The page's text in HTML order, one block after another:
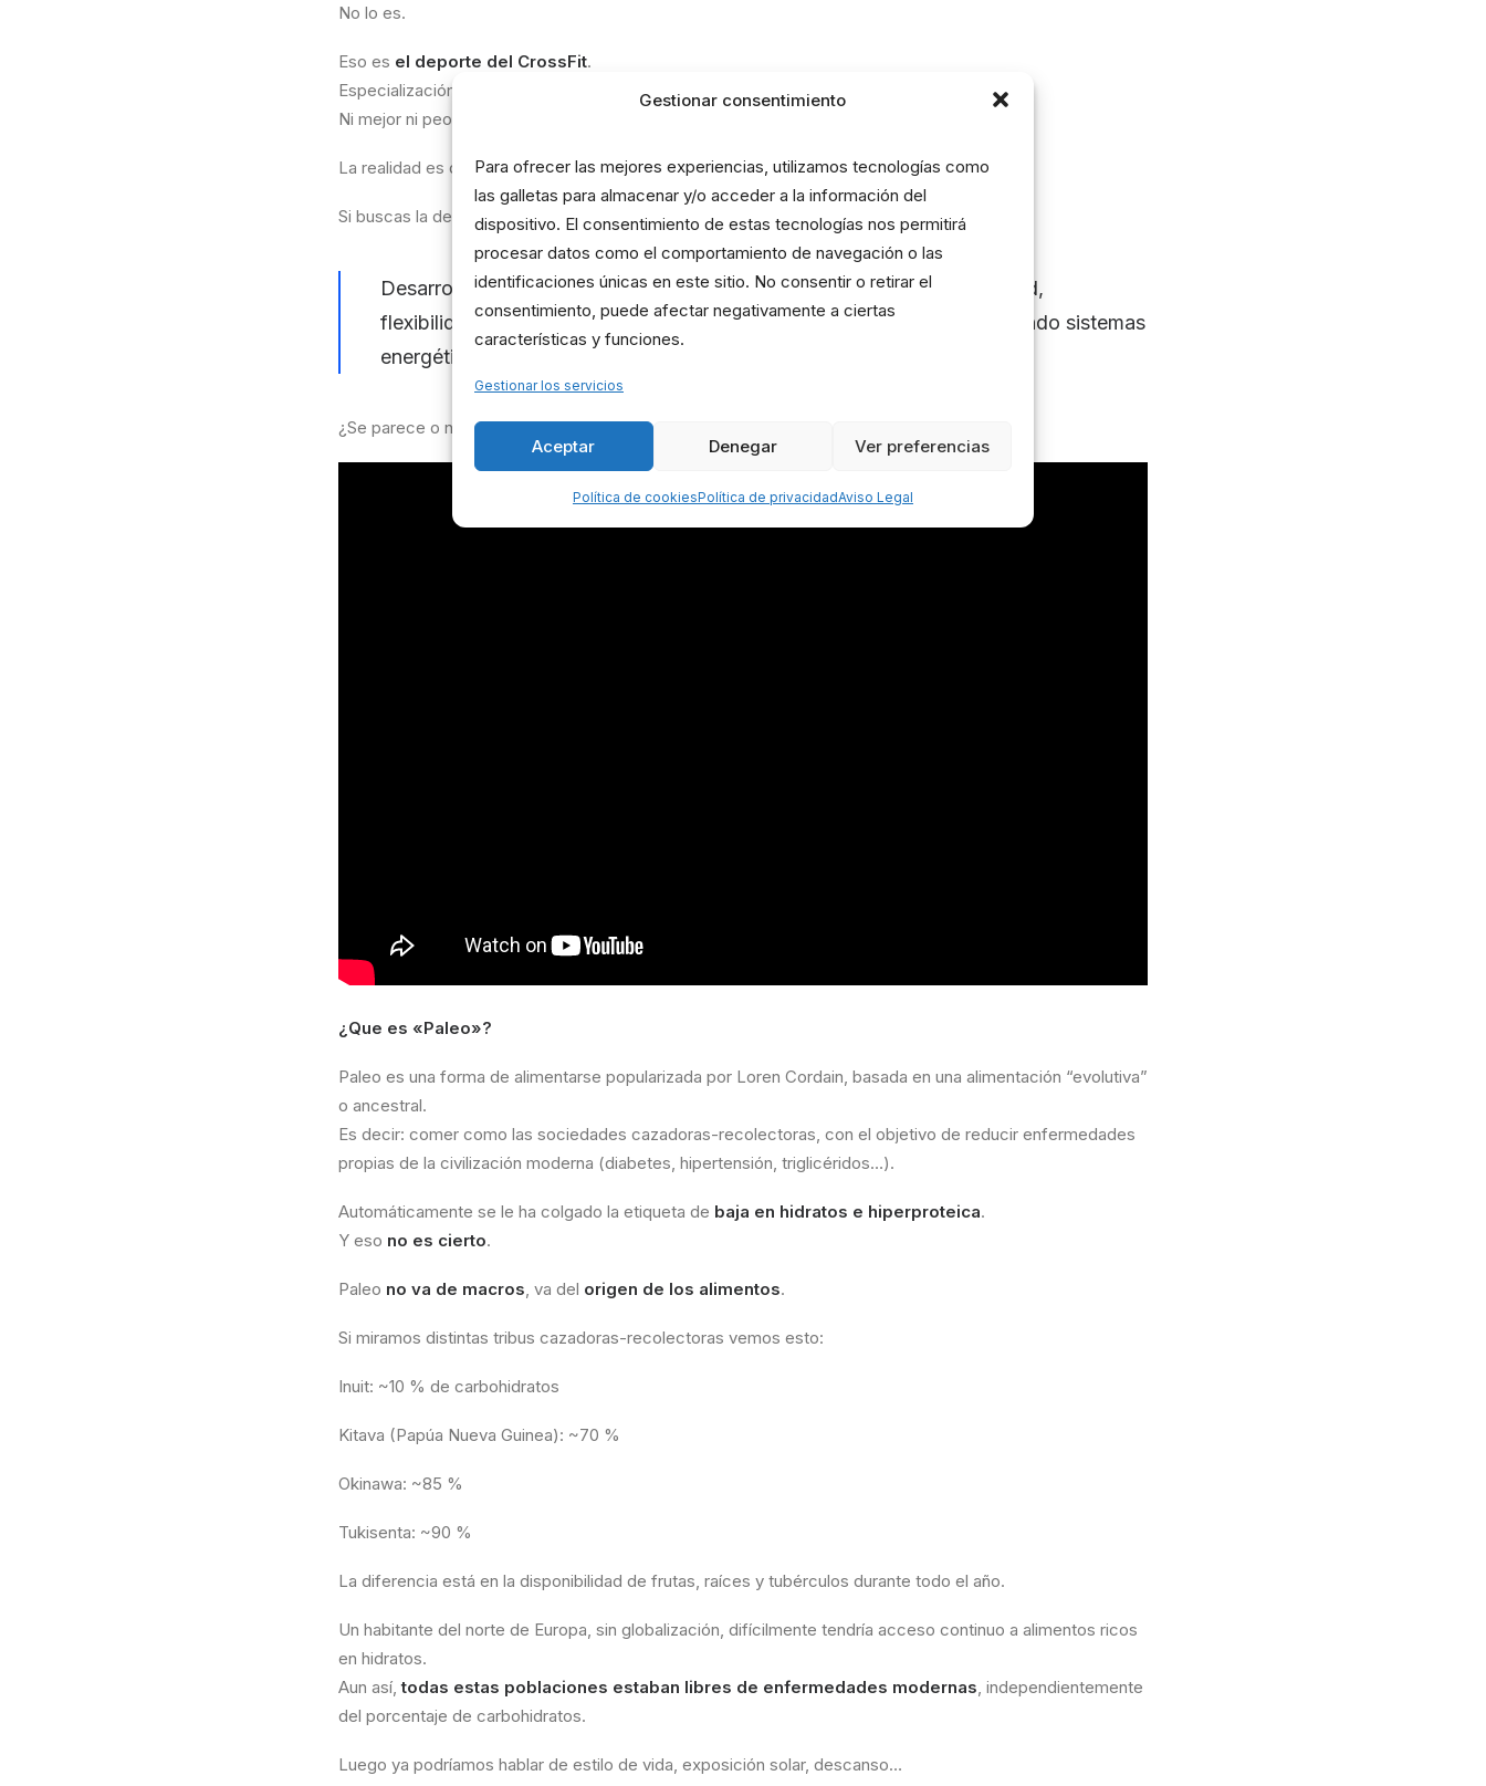
Gestionar consentimiento
Para ofrecer las mejores experiencias, utilizamos tecnologías como
las galletas para almacenar y/o acceder a la información del
dispositivo. El consentimiento de estas tecnologías nos permitirá
procesar datos como el comportamiento de navegación o las
identificaciones únicas en este sitio. No consentir o retirar el
consentimiento, puede afectar negativamente a ciertas
características y funciones.
Gestionar los servicios
Aceptar Denegar Ver preferencias
Política de cookiesPolítica de privacidadAviso Legal
No lo es.
Eso es el deporte del CrossFit.
Especialización. Para unos pocos.
Ni mejor ni peor. Distinto.
La realidad es que CrossFit es preparación física general.
Si buscas la definición de PFG encontrarás algo así:
Desarrollo de todas las cualidades físicas: fuerza, resistencia, velocidad,
flexibilidad, etc., necesarias para cualquier actividad deportiva, incluyendo sistemas
energéticos y movimientos variados.
¿Se parece o no?
¿Que es «Paleo»?
Paleo es una forma de alimentarse popularizada por Loren Cordain, basada en una alimentación “evolutiva”
o ancestral.
Es decir: comer como las sociedades cazadoras-recolectoras, con el objetivo de reducir enfermedades
propias de la civilización moderna (diabetes, hipertensión, triglicéridos…).
Automáticamente se le ha colgado la etiqueta de baja en hidratos e hiperproteica.
Y eso no es cierto.
Paleo no va de macros, va del origen de los alimentos.
Si miramos distintas tribus cazadoras-recolectoras vemos esto:
Inuit: ~10 % de carbohidratos
Kitava (Papúa Nueva Guinea): ~70 %
Okinawa: ~85 %
Tukisenta: ~90 %
La diferencia está en la disponibilidad de frutas, raíces y tubérculos durante todo el año.
Un habitante del norte de Europa, sin globalización, difícilmente tendría acceso continuo a alimentos ricos
en hidratos.
Aun así,todas estas poblaciones estaban libres de enfermedades modernas, independientemente
del porcentaje de carbohidratos.
Luego ya podríamos hablar de estilo de vida, exposición solar, descanso…